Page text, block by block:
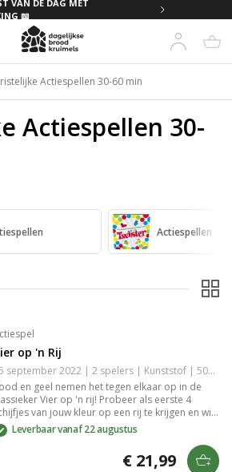
VAN DE DAG MET
📖
Actiespellen 30-60 min
Actiespellen 30-
Actiespellen
op 'n Rij
05 september 2022 | 2 spelers | Kunststof | 5010993724178
en geel nemen het tegen elkaar op in de
Vier op 'n rij! Probeer als eerste 4
van jouw kleur op een rij te krijgen en win!
je kleur en schuif om beurten een schijfje in
spelbord. Zet als eerste 4 schijfjes van jouw
kleur horizontaal, verticaal of diagonaal op een rij
en verhinder tegelijk dat jouw tegenstander
Leverbaar vanaf 22 augustus
€ 21,99